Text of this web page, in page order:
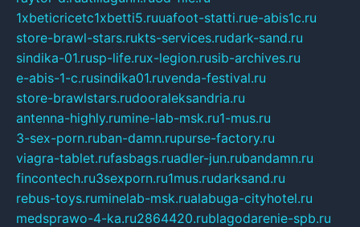
1xbeticricetc1xbetti5.ruuafoot-statti.rue-abis1c.ru
store-brawl-stars.rukts-services.rudark-sand.ru
sindika-01.rusp-life.rux-legion.rusib-archives.ru
e-abis-1-c.rusindika01.ruvenda-festival.ru
store-brawlstars.rudooraleksandria.ru
antenna-highly.rumine-lab-msk.ru1-mus.ru
3-sex-porn.ruban-damn.rupurse-factory.ru
viagra-tablet.rufasbags.ruadler-jun.rubandamn.ru
fincontech.ru3sexporn.ru1mus.rudarksand.ru
rebus-toys.ruminelab-msk.rualabuga-cityhotel.ru
medsprawo-4-ka.ru2864420.rublagodarenie-spb.ru